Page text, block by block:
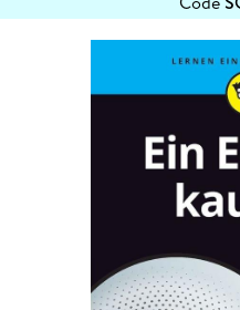
erfahren